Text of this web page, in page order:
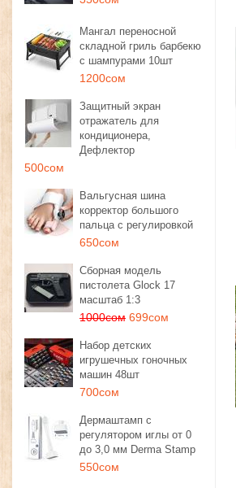
Мангал переносной
складной гриль барбекю
с шампурами 10шт
1200сом
Защитный экран
отражатель для
кондиционера,
Дефлектор
500сом
Вальгусная шина
корректор большого
пальца с регулировкой
650сом
Сборная модель
пистолета Glock 17
масштаб 1:3
1000сом 699сом
Набор детских
игрушечных гоночных
машин 48шт
700сом
Дермаштамп с
регулятором иглы от 0
до 3,0 мм Derma Stamp
550сом